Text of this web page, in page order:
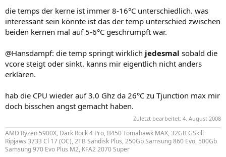
die temps der kerne ist immer 8-16°C unterschiedlich. was
interessant sein könnte ist das der temp unterschied zwischen
beiden kernen mal auf 5-6°C geschrumpft war.
@Hansdampf: die temp springt wirklich jedesmal sobald die
vcore steigt oder sinkt. kanns mir eigentlich nicht anders
erklären.
hab die CPU wieder auf 3.0 Ghz da 26°C zu Tjunction max mir
doch bisschen angst gemacht haben.
Zuletzt bearbeitet: 4. August 2008
AMD Ryzen 5900X, Dark Rock 4 Pro, B450 Tomahawk MAX, 32GB GSkill
Ripjaws 3733 Cl 17 (OC), 2TB Sandisk Plus, 250Gb Samsung 860 Evo, 500Gb
Samsung 970 Evo Plus M2, KFA2 2070 Super